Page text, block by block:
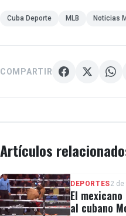
Cuba Deporte MLB Noticias
COMPARTIR
Artículos
DEPORTES2 de
El
al cubano